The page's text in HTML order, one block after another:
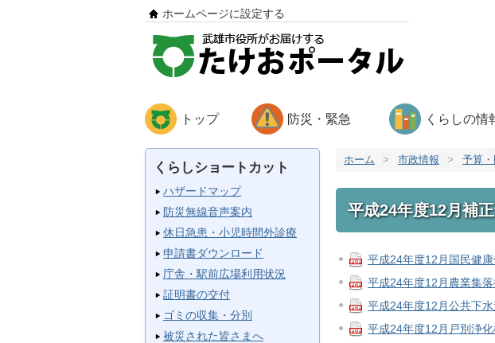
ホームページに設定する
トップ 防災・緊急 くらしの情
くらしショートカット
ハザードマップ
防災無線音声案内
休日急患・小児時間外診療
申請書ダウンロード
庁舎・駅前広場利用状況
証明書の交付
ゴミの収集・分別
被災された皆さまへ
ホーム > 市政情報 > 予算
平成24年度12月補
平成24年度12月国民健
平成24年度12月農業集
平成24年度12月公共下
平成24年度12月戸別浄